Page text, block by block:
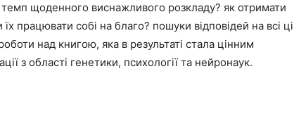
темп щоденного виснажливого розкладу? як отримати
їх працювати собі на благо? пошуки відповідей на всі ці
над книгою, яка в результаті стала цінним
з області генетики, психології та нейронаук.